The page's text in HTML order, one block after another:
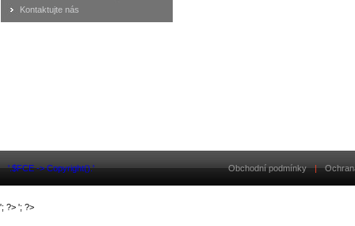
Kontaktujte nás
'.$FCE -> Copyright().' Obchodní podmínky |
'; ?> '; ?>